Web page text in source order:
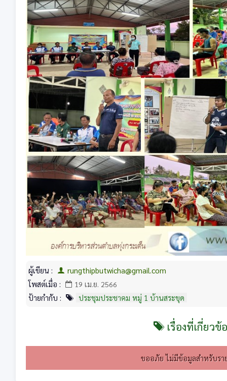
ผู้เขียน :
rungthipbutwicha@gmail.com
โพสต์เมื่อ :
19 เม.ย. 2566
ป้ายกำกับ : ประชุมประชาคม หมู่ 1 บ้านสระขุด
เรื่องที่เกี่ยวข้
ขออภัย ไม่มีข้อมูลสำหรับรา